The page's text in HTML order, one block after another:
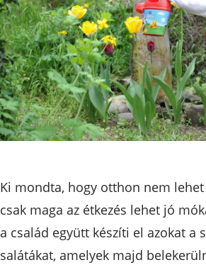
Ki mondta, hogy otthon nem
csak maga az étkezés lehet jó
a család együtt készíti el azokat a
salátákat, amelyek majd